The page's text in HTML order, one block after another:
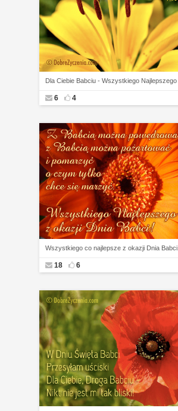
Dla Ciebie Babciu - Wszystkiego Najlepszego
6 4
Wszystkiego co najlepsze z okazji Dnia Babci.
18 6